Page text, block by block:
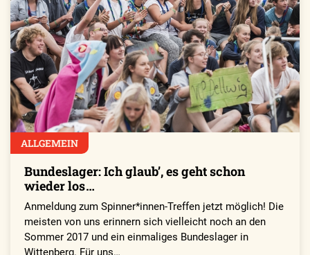
ALLGEMEIN
Bundeslager: Ich glaubʼ, es geht schon
wieder los …
Anmeldung zum Spinner*innen-Treffen jetzt möglich! Die
meisten von uns erinnern sich vielleicht noch an den
Sommer 2017 und ein einmaliges Bundeslager in
Wittenberg. Für uns…